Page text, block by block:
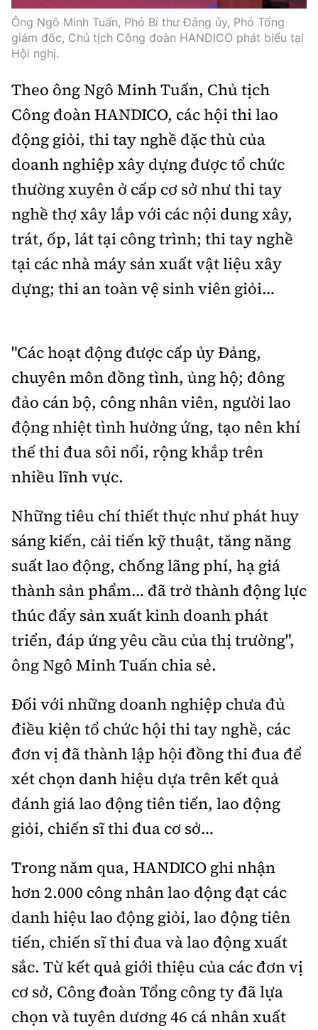
Ông Ngô Minh Tuấn, Phó Bí thư Đảng ủy, Phó Tổng
giám đốc, Chủ tịch Công đoàn HANDICO phát biểu tại
Hội nghị.
Theo ông Ngô Minh Tuấn, Chủ tịch
Công đoàn HANDICO, các hội thi lao
động giỏi, thi tay nghề đặc thù của
doanh nghiệp xây dựng được tổ chức
thường xuyên ở cấp cơ sở như thi tay
nghề thợ xây lắp với các nội dung xây,
trát, ốp, lát tại công trình; thi tay nghề
tại các nhà máy sản xuất vật liệu xây
dựng; thi an toàn vệ sinh viên giỏi…
"Các hoạt động được cấp ủy Đảng,
chuyên môn đồng tình, ủng hộ; đông
đảo cán bộ, công nhân viên, người lao
động nhiệt tình hưởng ứng, tạo nên khí
thế thi đua sôi nổi, rộng khắp trên
nhiều lĩnh vực.
Những tiêu chí thiết thực như phát huy
sáng kiến, cải tiến kỹ thuật, tăng năng
suất lao động, chống lãng phí, hạ giá
thành sản phẩm… đã trở thành động lực
thúc đẩy sản xuất kinh doanh phát
triển, đáp ứng yêu cầu của thị trường",
ông Ngô Minh Tuấn chia sẻ.
Đối với những doanh nghiệp chưa đủ
điều kiện tổ chức hội thi tay nghề, các
đơn vị đã thành lập hội đồng thi đua để
xét chọn danh hiệu dựa trên kết quả
đánh giá lao động tiên tiến, lao động
giỏi, chiến sĩ thi đua cơ sở…
Trong năm qua, HANDICO ghi nhận
hơn 2.000 công nhân lao động đạt các
danh hiệu lao động giỏi, lao động tiên
tiến, chiến sĩ thi đua và lao động xuất
sắc. Từ kết quả giới thiệu của các đơn vị
cơ sở, Công đoàn Tổng công ty đã lựa
chọn và tuyên dương 46 cá nhân xuất